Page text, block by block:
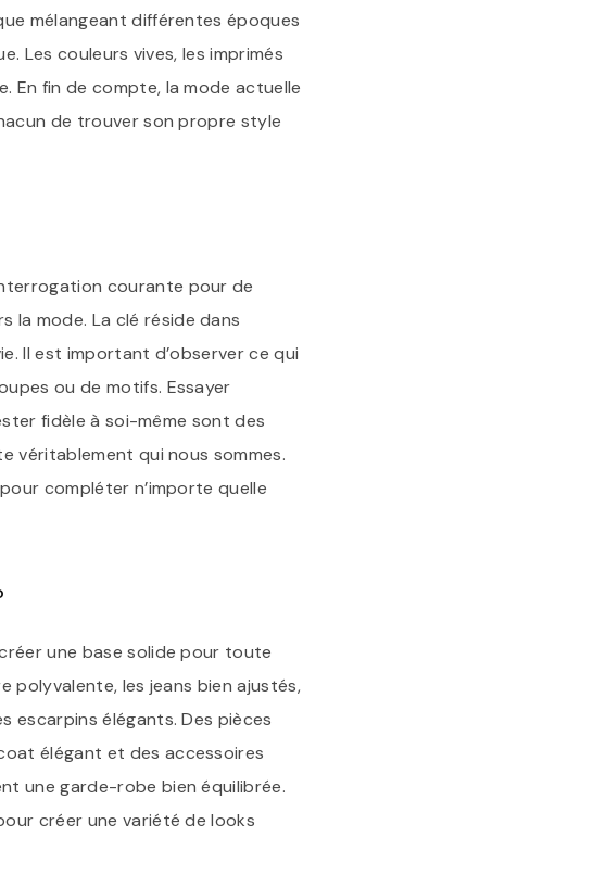
mélangeant différentes époques
Les couleurs vives, les imprimés
En fin de compte, la mode actuelle
de trouver son propre style
courante pour de
la mode. La clé réside dans
Il est important d’observer ce qui
ou de motifs. Essayer
fidèle à soi-même sont des
véritablement qui nous sommes.
compléter n’importe quelle
une base solide pour toute
polyvalente, les jeans bien ajustés,
escarpins élégants. Des pièces
élégant et des accessoires
une garde-robe bien équilibrée.
créer une variété de looks